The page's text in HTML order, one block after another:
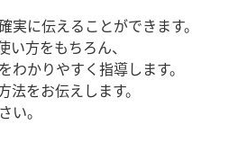
に伝えることができます。
方をもちろん、
かりやすく指導します。
をお伝えします。
い。